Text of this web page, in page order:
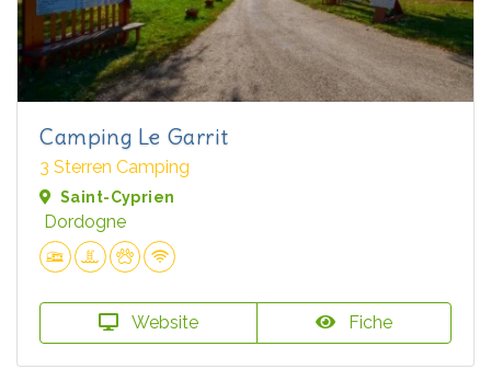
Camping Le Garrit
3 Sterren Camping
Saint-Cyprien
Dordogne
Website Fiche